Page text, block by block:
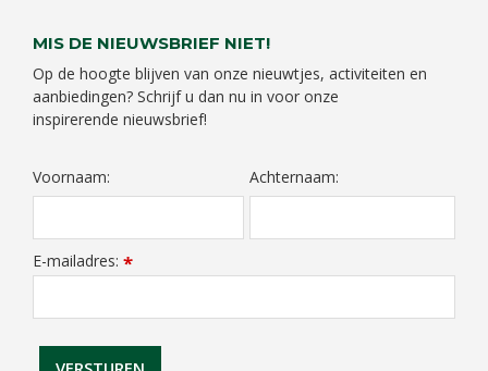
MIS DE NIEUWSBRIEF NIET!
Op de hoogte blijven van onze nieuwtjes, activiteiten en
aanbiedingen? Schrijf u dan nu in voor onze
inspirerende nieuwsbrief!
Voornaam: Achternaam:
E-mailadres: *